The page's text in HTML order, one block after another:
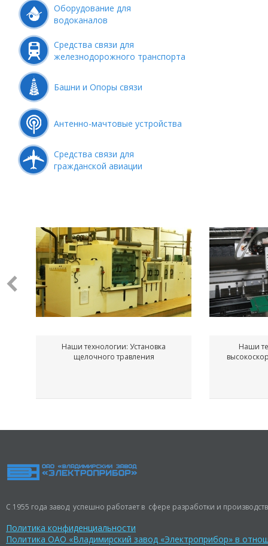
Оборудование для
водоканалов
Средства связи для
железнодорожного транспорта
Башни и Опоры связи
Антенно-мачтовые устройства
Средства связи для
гражданской авиации
Наши технологии: Установка
щелочного травления
Наши
С 1955 года завод успешно работает в сфере разработки и
Политика конфиденциальности
Политика ОАО «Владимирский завод «Электроприбор» в